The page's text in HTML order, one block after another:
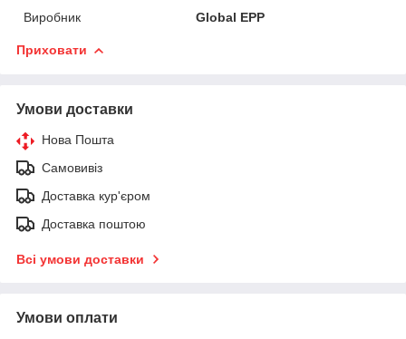
Виробник
Global EPP
Приховати
Умови доставки
Нова Пошта
Самовивіз
Доставка кур'єром
Доставка поштою
Всі умови доставки
Умови оплати